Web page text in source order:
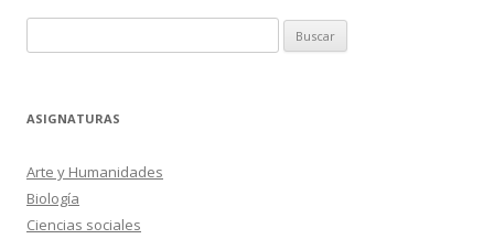
ASIGNATURAS
Arte y Humanidades
Biología
Ciencias sociales